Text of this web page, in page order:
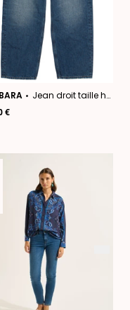
Jean droit taille haute
€